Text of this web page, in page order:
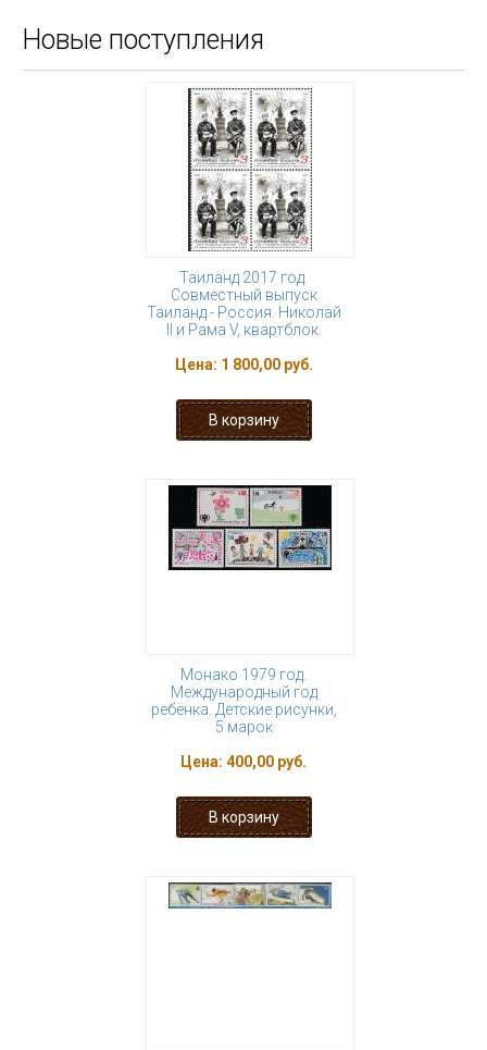
Новые поступления
Таиланд 2017 год.
Совместный выпуск
Таиланд - Россия. Николай
II и Рама V, квартблок.
Цена: 1 800,00 руб.
Монако 1979 год.
Международный год
ребёнка. Детские рисунки,
5 марок
Цена: 400,00 руб.